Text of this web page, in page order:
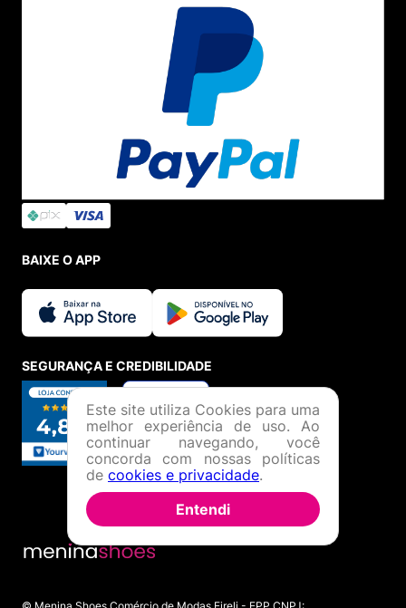
BAIXE O APP
SEGURANÇA E CREDIBILIDADE
Este site utiliza Cookies para uma
melhor experiência de uso. Ao
continuar navegando, você
concorda com nossas políticas
de cookies e privacidade.
Entendi